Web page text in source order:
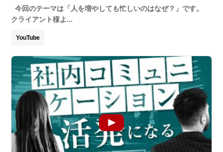
今回のテーマは「人を増やしても忙しいのはなぜ？」です。
クライアント様よ...
YouTube